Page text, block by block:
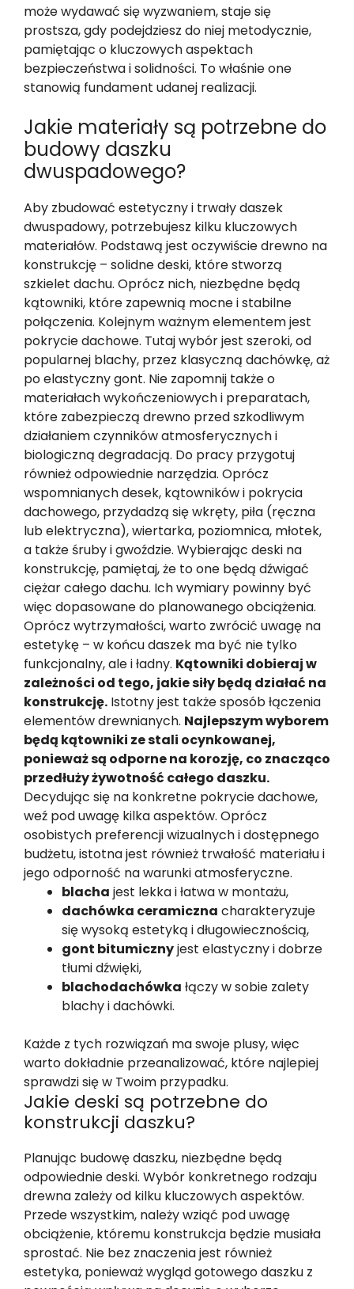
może wydawać się wyzwaniem, staje się
prostsza, gdy podejdziesz do niej metodycznie,
pamiętając o kluczowych aspektach
bezpieczeństwa i solidności. To właśnie one
stanowią fundament udanej realizacji.
Jakie materiały są potrzebne do
budowy daszku
dwuspadowego?
Aby zbudować estetyczny i trwały daszek
dwuspadowy, potrzebujesz kilku kluczowych
materiałów. Podstawą jest oczywiście drewno na
konstrukcję – solidne deski, które stworzą
szkielet dachu. Oprócz nich, niezbędne będą
kątowniki, które zapewnią mocne i stabilne
połączenia. Kolejnym ważnym elementem jest
pokrycie dachowe. Tutaj wybór jest szeroki, od
popularnej blachy, przez klasyczną dachówkę, aż
po elastyczny gont. Nie zapomnij także o
materiałach wykończeniowych i preparatach,
które zabezpieczą drewno przed szkodliwym
działaniem czynników atmosferycznych i
biologiczną degradacją. Do pracy przygotuj
również odpowiednie narzędzia. Oprócz
wspomnianych desek, kątowników i pokrycia
dachowego, przydadzą się wkręty, piła (ręczna
lub elektryczna), wiertarka, poziomnica, młotek,
a także śruby i gwoździe. Wybierając deski na
konstrukcję, pamiętaj, że to one będą dźwigać
ciężar całego dachu. Ich wymiary powinny być
więc dopasowane do planowanego obciążenia.
Oprócz wytrzymałości, warto zwrócić uwagę na
estetykę – w końcu daszek ma być nie tylko
funkcjonalny, ale i ładny. Kątowniki dobieraj w
zależności od tego, jakie siły będą działać na
konstrukcję. Istotny jest także sposób łączenia
elementów drewnianych. Najlepszym wyborem
będą kątowniki ze stali ocynkowanej,
ponieważ są odporne na korozję, co znacząco
przedłuży żywotność całego daszku.
Decydując się na konkretne pokrycie dachowe,
weź pod uwagę kilka aspektów. Oprócz
osobistych preferencji wizualnych i dostępnego
budżetu, istotna jest również trwałość materiału i
jego odporność na warunki atmosferyczne.
blacha jest lekka i łatwa w montażu,
dachówka ceramiczna charakteryzuje
się wysoką estetyką i długowiecznością,
gont bitumicznyjest elastyczny i dobrze
tłumi dźwięki,
blachodachówka łączy w sobie zalety
blachy i dachówki.
Każde z tych rozwiązań ma swoje plusy, więc
warto dokładnie przeanalizować, które najlepiej
sprawdzi się w Twoim przypadku.
Jakie deski są potrzebne do
konstrukcji daszku?
Planując budowę daszku, niezbędne będą
odpowiednie deski. Wybór konkretnego rodzaju
drewna zależy od kilku kluczowych aspektów.
Przede wszystkim, należy wziąć pod uwagę
obciążenie, któremu konstrukcja będzie musiała
sprostać. Nie bez znaczenia jest również
estetyka, ponieważ wygląd gotowego daszku z